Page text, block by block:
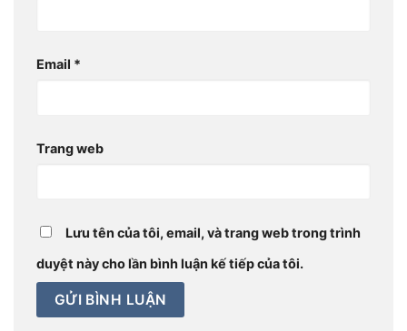
Email *
Trang web
Lưu tên của tôi, email, và trang web trong trình
duyệt này cho lần bình luận kế tiếp của tôi.